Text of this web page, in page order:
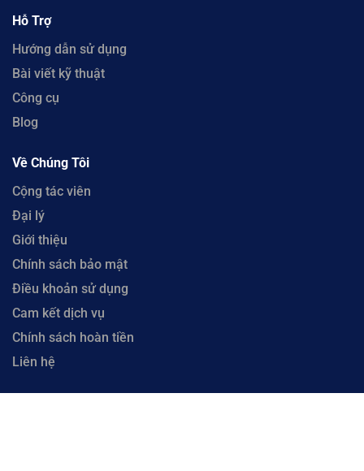
Hỗ Trợ
Hướng dẫn sử dụng
Bài viết kỹ thuật
Công cụ
Blog
Về Chúng Tôi
Cộng tác viên
Đại lý
Giới thiệu
Chính sách bảo mật
Điều khoản sử dụng
Cam kết dịch vụ
Chính sách hoàn tiền
Liên hệ